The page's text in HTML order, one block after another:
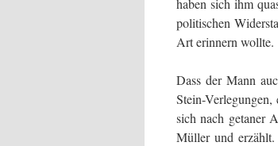
haben sich ihm
politischen
Art erinnern wollte.
Dass der Mann
Stein-
sich nach getaner
Müller und